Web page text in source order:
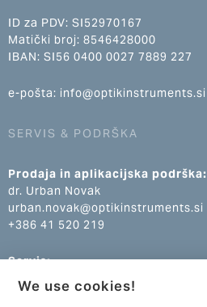
ID za PDV: SI52970167
Matički broj: 8546428000
IBAN: SI56 0400 0027 7889 227
e-pošta: info@optikinstruments.si
SERVIS & PODRŠKA
Prodaja in aplikacijska podrška:
dr. Urban Novak
urban.novak@optikinstruments.si
+386 41 520 219
Servis:
Klemen Žumer
klemen.zumer@optikinstruments.si
We use cookies!